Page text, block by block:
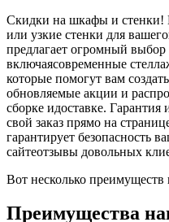
Скидки на шкафы и
или узкие стенки для
предлагает огромный
включаясовременные
которые помогут вам
обновляемые акции и
сборке идоставке. Гарантия
свой заказ прямо на
гарантирует безопасность
сайтеотзывы довольных
Вот несколько преимуществ
Преимущества